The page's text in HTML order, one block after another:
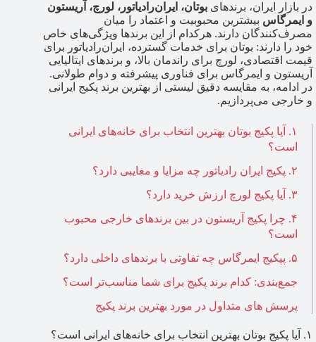
در بازار ایران، برندهای بوتان، ایران‌رادیاتور، لورچ، آریستون
و ایمرگاس بیشترین محبوبیت و اعتماد را میان
مصرف‌کنندگان دارند. هرکدام از این برندها ویژگی‌های خاص
خود را دارند: بوتان برای خدمات گسترده، ایران‌رادیاتور برای
قیمت اقتصادی، لورچ برای راندمان بالا، و برندهای ایتالیایی
آریستون و ایمرگاس برای فناوری پیشرفته و دوام طولانی.
در ادامه، به مقایسه دقیق لیستی از بهترین برند پکیج ایرانی
و خارجی می‌پردازیم.
۱. آیا پکیج بوتان بهترین انتخاب برای خانه‌های ایرانی
است؟
۲. پکیج ایران رادیاتور چه مزایا و معایبی دارد؟
۳. آیا پکیج لورچ ارزش خرید دارد؟
۴. چرا پکیج آریستون در بین برندهای خارجی محبوب
است؟
۵. پپکیج ایمرگاس چه تفاوتی با برندهای داخلی دارد؟
جمع‌بندی: کدام برند پکیج برای شما مناسب‌تر است؟
پرسش های متداول در مورد بهترین برند پکیج
۱. آیا پکیج بوتان بهترین انتخاب برای خانه‌های ایرانی است؟